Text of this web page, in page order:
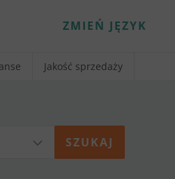
ZMIEŃ JĘZYK
Jakość sprzedaży